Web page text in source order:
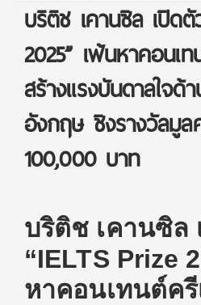
บริติช เคานซิล เปิดตั
2025” เฟ้นหาคอนเ
สร้างแรงบันดาลใจด้
อังกฤษ ชิงรางวัลมูล
100,000 บาท
บริติช เคานซิล
“IELTS Prize
หาคอนเทนต์ครี